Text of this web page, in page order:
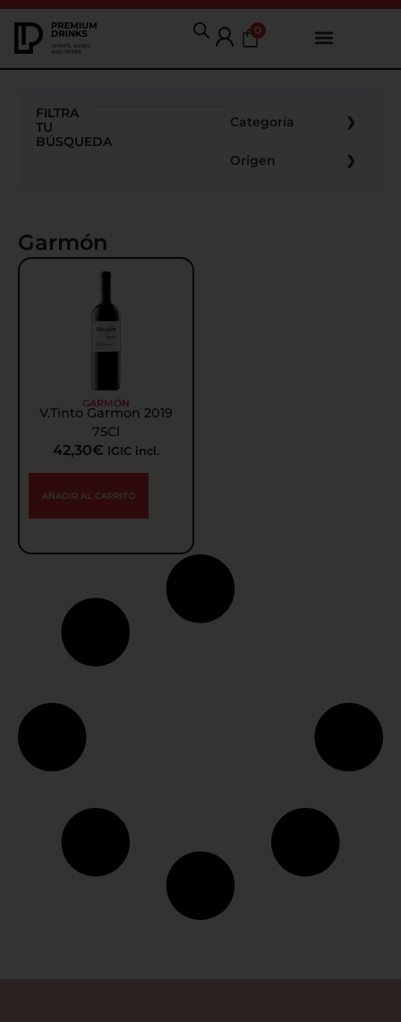
0
FILTRA
TU
BÚSQUEDA
Categoría
Origen
Garmón
GARMÓN
V.Tinto Garmon 2019
75Cl
42,30€ IGIC incl.
AÑADIR AL CARRITO